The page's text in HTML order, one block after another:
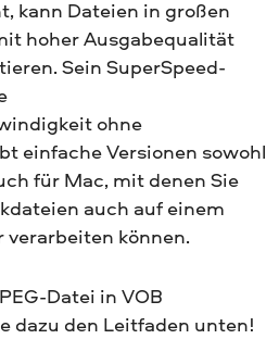
kann Dateien in großen
hoher Ausgabequalität
Sein SuperSpeed-
ohne
einfache Versionen sowohl
für Mac, mit denen Sie
auch auf einem
können.
Datei in VOB
dazu den Leitfaden unten!